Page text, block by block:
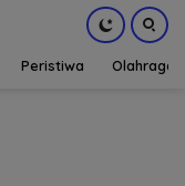
Peristiwa Olahraga